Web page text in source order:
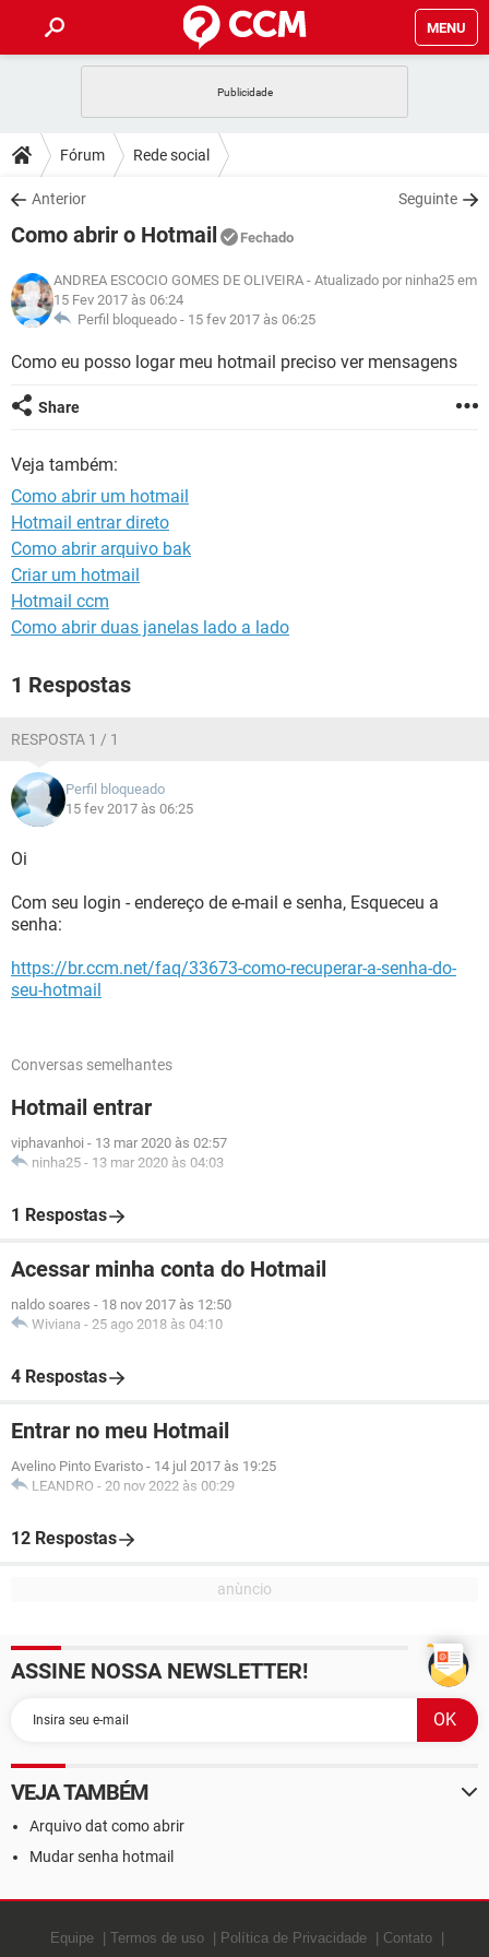
MENU
CELULAR
OUTLOOK
INSTAGRAM GMAIL
GUIA DE COMPRAS
DICAS
JOGOS
INSTAGRAM
GUIA DE COMPRAS
DOWNLOADS
JOGOS WHATSAPP
CELULAR FACEBOOK
OUTLOOK EXCEL
JOGOS
CELULAR FACEBOOK
OUTLOOK EXCEL
INSTAGRAM
GLOSSÁRIO
INSTAGRAM
GUIA DE COMPRAS
Fórum Rede social
Anterior Seguinte
Como abrir o Hotmail Fechado
ANDREA ESCOCIO GOMES DE OLIVEIRA- Atualizado por ninha25 em
15 Fev 2017 às 06:24
Perfil bloqueado - 15 fev 2017 às 06:25
Como eu posso logar meu hotmail preciso ver mensagens
Share
Veja também:
Como abrir um hotmail
Hotmail entrar direto
Como abrir arquivo bak
Criar um hotmail
Hotmail ccm
Como abrir duas janelas lado a lado
1 Respostas
RESPOSTA 1 / 1
Perfil bloqueado
15 fev 2017 às 06:25
Oi
Com seu login - endereço de e-mail e senha, Esqueceu a
senha:
https://br.ccm.net/faq/33673-como-recuperar-a-senha-do-
seu-hotmail
Conversas semelhantes
Hotmail entrar
viphavanhoi - 13 mar 2020 às 02:57
ninha25 - 13 mar 2020 às 04:03
1 Respostas
Acessar minha conta do Hotmail
naldo soares - 18 nov 2017 às 12:50
Wiviana - 25 ago 2018 às 04:10
4 Respostas
Entrar no meu Hotmail
Avelino Pinto Evaristo - 14 jul 2017 às 19:25
LEANDRO - 20 nov 2022 às 00:29
12 Respostas
ASSINE NOSSA NEWSLETTER!
VEJA TAMBÉM
Arquivo dat como abrir
Mudar senha hotmail
Equipe Termos de uso Política de Privacidade Contato